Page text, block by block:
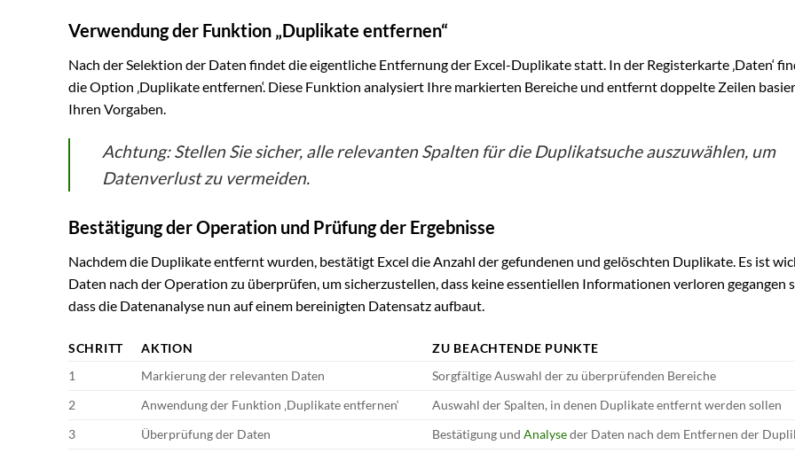
Verwendung der Funktion „Duplikate entfernen“
Nach der Selektion der Daten findet die eigentliche Entfernung der Excel-Duplikate statt. In der Registerkarte ‚Daten‘
die Option ‚Duplikate entfernen‘. Diese Funktion analysiert Ihre markierten Bereiche und entfernt doppelte Zeilen
Ihren Vorgaben.
Achtung: Stellen Sie sicher, alle relevanten Spalten für die Duplikatsuche auszuwählen, um
Datenverlust zu vermeiden.
Bestätigung der Operation und Prüfung der Ergebnisse
Nachdem die Duplikate entfernt wurden, bestätigt Excel die Anzahl der gefundenen und gelöschten Duplikate. Es ist
Daten nach der Operation zu überprüfen, um sicherzustellen, dass keine essentiellen Informationen verloren gegangen
dass die Datenanalyse nun auf einem bereinigten Datensatz aufbaut.
SCHRITT AKTION
ZU BEACHTENDE PUNKTE
1
Markierung der relevanten Daten
Sorgfältige Auswahl der zu überprüfenden Bereiche
2
Anwendung der Funktion ‚Duplikate entfernen‘
Auswahl der Spalten, in denen Duplikate entfernt werden sollen
3
Überprüfung der Daten Bestätigung undAnalyseder Daten nach dem Entfernen der